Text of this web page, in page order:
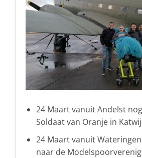
24 Maart vanuit Andelst
Soldaat van Oranje in
24 Maart vanuit
naar de